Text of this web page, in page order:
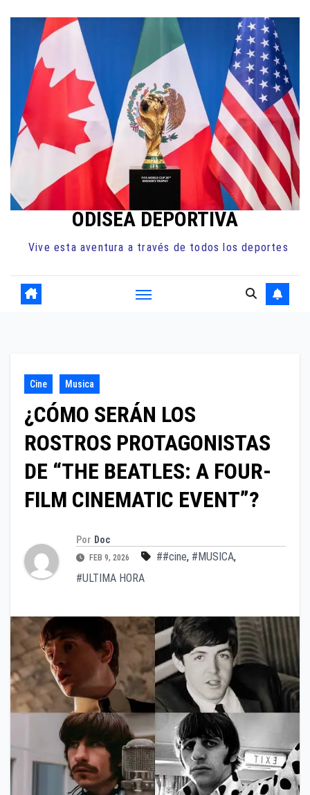
contenido
ODISEA DEPORTIVA
Vive esta aventura a través de todos los deportes
Cine Musica
¿CÓMO SERÁN LOS
ROSTROS PROTAGONISTAS
DE “THE BEATLES: A FOUR-
FILM CINEMATIC EVENT”?
Por Doc
FEB 9, 2026 ##cine, #MUSICA,
#ULTIMA HORA